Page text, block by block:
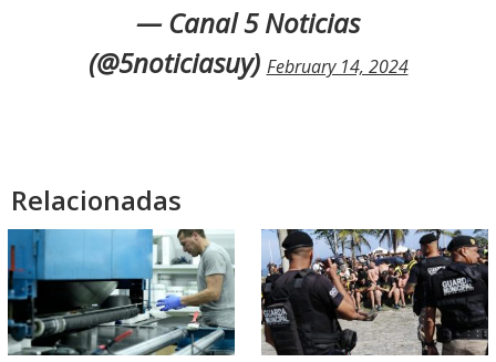
— Canal 5 Noticias
(@5noticiasuy) February 14, 2024
Relacionadas